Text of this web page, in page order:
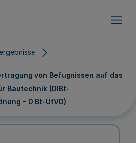
von Befugnissen auf das
Bautechnik (DIBt-
– DIBt-ÜtVO)